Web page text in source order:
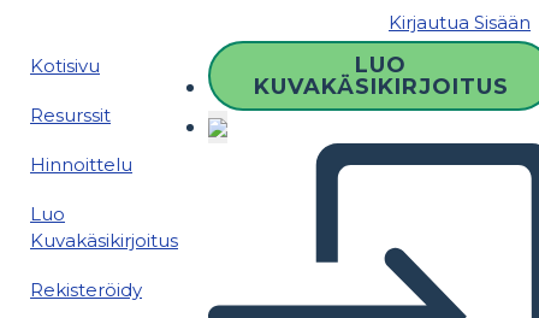
Kirjautua Sisään
Kotisivu
Resurssit
Hinnoittelu
Luo
Kuvakäsikirjoitus
Rekisteröidy
LUO
KUVAKÄSIKIRJOITUS